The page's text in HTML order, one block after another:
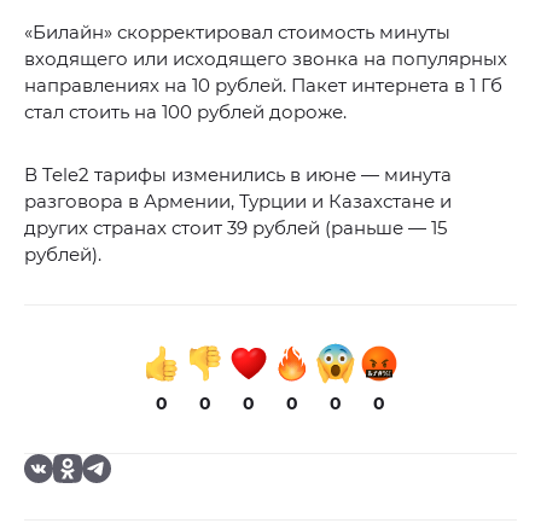
«Билайн» скорректировал стоимость минуты
входящего или исходящего звонка на популярных
направлениях на 10 рублей. Пакет интернета в 1 Гб
стал стоить на 100 рублей дороже.
В Tele2 тарифы изменились в июне — минута
разговора в Армении, Турции и Казахстане и
других странах стоит 39 рублей (раньше — 15
рублей).
0 0 0 0 0 0